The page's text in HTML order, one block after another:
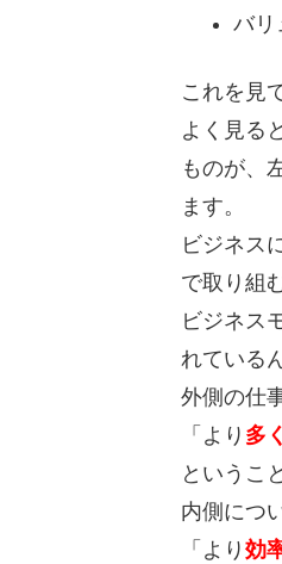
バリ
これを見
よく見る
ものが、
ます。
ビジネス
で取り組
ビジネス
れている
外側の仕
「より 多
というこ
内側につ
「より 効